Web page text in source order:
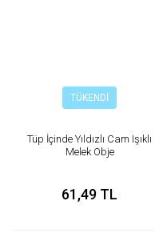
TÜKENDİ
Tüp İçinde Yıldızlı Cam Işıklı
Melek Obje
61,49 TL